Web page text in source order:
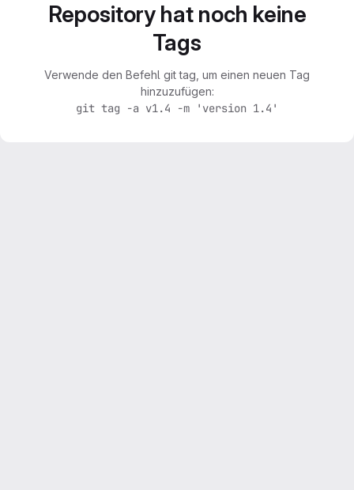
Repository hat noch keine
Tags
Verwende den Befehl git tag, um einen neuen Tag
hinzuzufügen:
git tag -a v1.4 -m 'version 1.4'